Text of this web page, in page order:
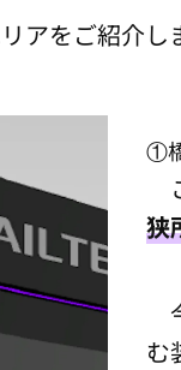
アをご紹介し
①
狭
む